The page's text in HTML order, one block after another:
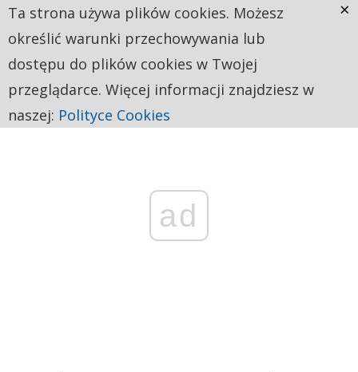
ad
Ta strona używa plików cookies. Możesz
określić warunki przechowywania lub
dostępu do plików cookies w Twojej
przeglądarce. Więcej informacji znajdziesz w
naszej: Polityce Cookies
×